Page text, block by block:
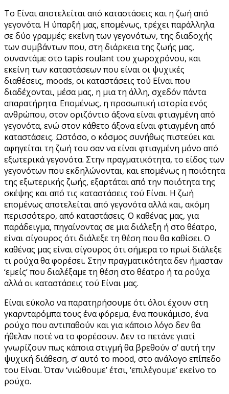
To Είναι αποτελείται από καταστάσεις και η ζωή από
γεγονότα. Η ύπαρξή μας, επομένως, τρέχει παράλληλα
σε δύο γραμμές: εκείνη των γεγονότων, της διαδοχής
των συμβάντων που, στη διάρκεια της ζωής μας,
συναντάμε στο tapis roulant του χωροχρόνου, και
εκείνη των καταστάσεων που είναι οι ψυχικές
διαθέσεις, moods, οι καταστάσεις τού Είναι που
διαδέχονται, μέσα μας, η μια τη άλλη, σχεδόν πάντα
απαρατήρητα. Επομένως, η προσωπική ιστορία ενός
ανθρώπου, στον οριζόντιο άξονα είναι φτιαγμένη από
γεγονότα, ενώ στον κάθετο άξονα είναι φτιαγμένη από
καταστάσεις. Ωστόσο, ο κόσμος συνήθως πιστεύει και
αφηγείται τη ζωή του σαν να είναι φτιαγμένη μόνο από
εξωτερικά γεγονότα. Στην πραγματικότητα, το είδος των
γεγονότων που εκδηλώνονται, και επομένως η ποιότητα
της εξωτερικής ζωής, εξαρτάται από την ποιότητα της
σκέψης και από τις καταστάσεις τού Είναι. Η ζωή
επομένως αποτελείται από γεγονότα αλλά και, ακόμη
περισσότερο, από καταστάσεις. Ο καθένας μας, για
παράδειγμα, πηγαίνοντας σε μια διάλεξη ή στο θέατρο,
είναι σίγουρος ότι διάλεξε τη θέση που θα καθίσει. Ο
καθένας μας είναι σίγουρος ότι σήμερα το πρωί διάλεξε
τι ρούχα θα φορέσει. Στην πραγματικότητα δεν ήμασταν
‘εμείς’ που διαλέξαμε τη θέση στο θέατρο ή τα ρούχα
αλλά οι καταστάσεις τού Είναι μας.
Είναι εύκολο να παρατηρήσουμε ότι όλοι έχουν στη
γκαρνταρόμπα τους ένα φόρεμα, ένα πουκάμισο, ένα
ρούχο που αντιπαθούν και για κάποιο λόγο δεν θα
ήθελαν ποτέ να το φορέσουν. Δεν το πετάνε γιατί
γνωρίζουν πως κάποια στιγμή θα βρεθούν σ’ αυτή την
ψυχική διάθεση, σ’ αυτό το mood, στο ανάλογο επίπεδο
του Είναι. Όταν ‘νιώθουμε’ έτσι, ‘επιλέγουμε’ εκείνο το
ρούχο.